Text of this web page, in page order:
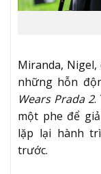
Miranda, Nigel,
những hỗn
Wears Prada 2.
một phe để
lặp lại hành
trước.